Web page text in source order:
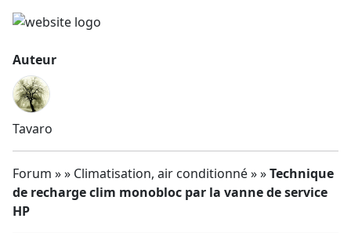
Auteur
Tavaro
Forum » » Climatisation, air conditionné » »Technique
de recharge clim monobloc par la vanne de service
HP